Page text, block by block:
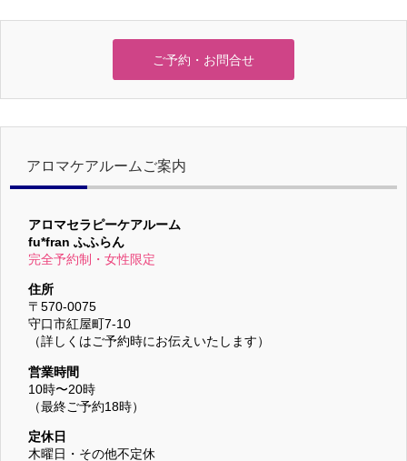
ご予約・お問合せ
アロマケアルームご案内
アロマセラピーケアルーム
fu*fran ふふらん
完全予約制・女性限定
住所
〒570-0075
守口市紅屋町7-10
（詳しくはご予約時にお伝えいたします）
営業時間
10時〜20時
（最終ご予約18時）
定休日
木曜日・その他不定休